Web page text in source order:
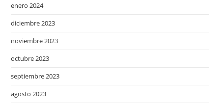
enero 2024
diciembre 2023
noviembre 2023
octubre 2023
septiembre 2023
agosto 2023